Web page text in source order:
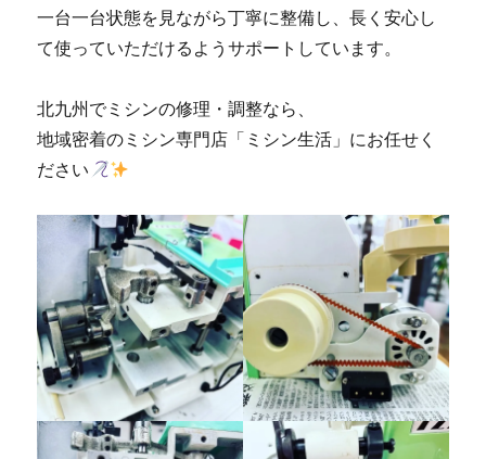
シ
ン
売
店
「ミ
ン
生
活」
に
一台一台状態を見ながら丁寧に整備し、長く安心し
て使っていただけるようサポートしています。
北九州でミシンの修理・調整なら、
地域密着のミシン専門店「ミシン生活」にお任せく
ださい